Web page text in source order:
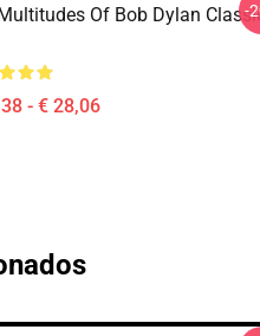
Of Bob Dylan
- € 28,06
-